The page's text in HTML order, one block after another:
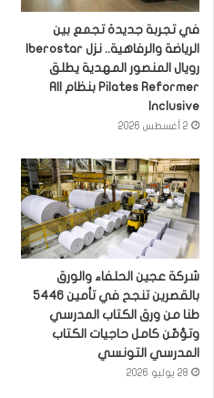
في تجربة جديدة تجمع بين
رويال المنصور المهدية يطلق
Pilates Reformer بنظام All
Inclusive
2 أغسطس 2026
شركة عجين الحلفاء والورق
بالقصرين تنجح في تأمين 5446
طنا من ورق الكتاب المدرسي
وتؤمّن كامل حاجيات الكتاب
المدرسي التونسي
28 يوليو 2026